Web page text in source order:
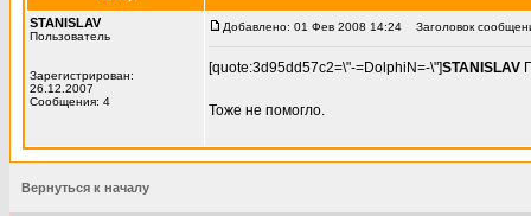
STANISLAV
Пользователь
Зарегистрирован:
26.12.2007
Сообщения: 4
Добавлено: 01 Фев 2008 14:24 Заголовок
[quote:3d95dd57c2=\"-=DolphiN=-\"]STANISLAV
Тоже не помогло.
Вернуться к началу